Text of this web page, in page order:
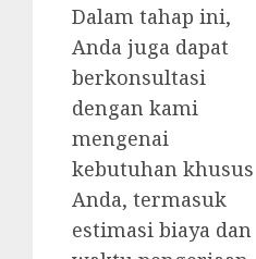
Dalam tahap ini,
Anda juga dapat
berkonsultasi
dengan kami
mengenai
kebutuhan khusus
Anda, termasuk
estimasi biaya dan